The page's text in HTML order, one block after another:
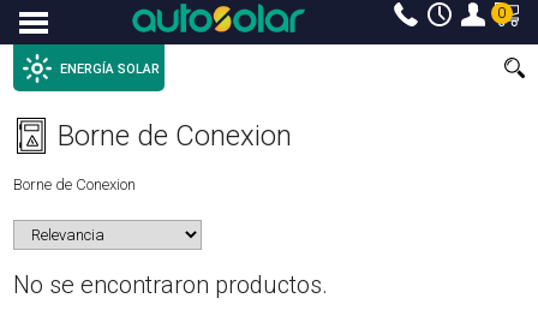
Menu 0
ENERGÍA SOLAR
Borne de Conexion
Borne de Conexion
No se encontraron productos.